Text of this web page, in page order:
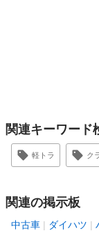
関連キーワード
軽トラ ク
関連の掲示板
中古車 ダイハツ